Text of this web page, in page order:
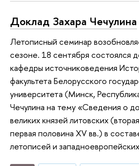
Доклад Захара Чечулина
Летописный семинар
сезоне. 18 сентября состоялся
кафедры источниковедения
факультета Белорусского
университета (Минск,
Чечулина на тему «Сведения о
великих князей литовских
первая половина XV вв.) в
летописей и